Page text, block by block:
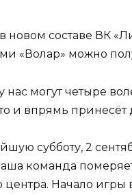
новом составе ВК
«Волар» можно
могут четыре
и впрямь
субботу, 2
команда
центра. Начало